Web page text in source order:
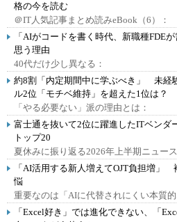
格の今を読む
＠IT人気記事まとめ読みeBook（6）：
「AIがコードを書く時代、新職種FDE
思う理由
40代だけ少し異なる：
約8割「内定期間中に学ぶべき」 未経
ル2位「モチベ維持」を超えた1位は？
「やる必要ない」派の理由とは：
富士通を抜いて2位に躍進したITベン
トップ20
夏休みに振り返る2026年上半期ニュース
「AI活用する新人増えてOJT負担増」
悩
重要なのは「AIに代替されにくい本質的
「Excel好き」では進化できない、「